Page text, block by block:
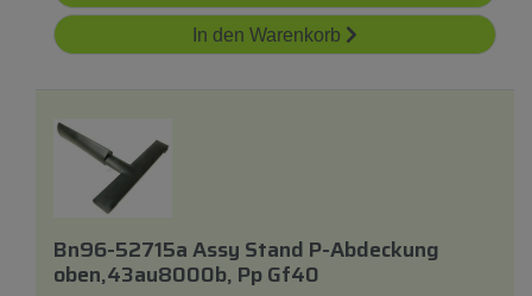
In den Warenkorb
Bn96-52715a Assy Stand P-Abdeckung
oben,43au8000b, Pp Gf40